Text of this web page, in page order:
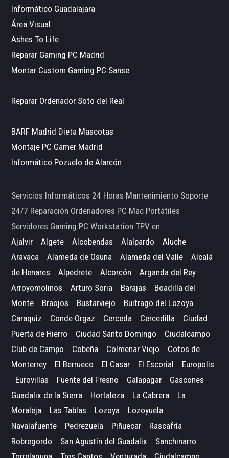
Informático Guadalajara
Área Visual
Ashes To Life
Reparar Gaming PC Madrid
Montar Custom Gaming PC Sanse
Reparar Ordenador Soto del Real
BARF Madrid Dieta Mascotas
Montaje PC Gamer Madrid
Informático Pozuelo de Alarcón
Servicios Informáticos 24 Horas Mantenimiento Soporte
24/7 Reparación Ordenadores PC Mac Portátiles
Servidores Gaming PC Workstation TPV en
Ajalvir
Algete Alcobendas Alalpardo
Aluche
Aravaca
Alameda de Osuna Alameda del Valle
Alcalá
de Henares
Alpedrete Alcorcón
Arganda del Rey
Arroyomolinos
Arturo Soria Barajas
Boadilla del
Monte
Braojos Bustarviejo
Buitrago del Lozoya
Caraquiz
Conde Orgaz Cerceda Cercedilla
Ciudad
Puerta de Hierro
Ciudad Santo Domingo
Ciudalcampo
Club de Campo
Cobeña Colmenar Viejo
Cotos de
Monterrey
El Berrueco El Casar El Escorial
Europolis
Eurovillas
Fuente del Fresno Galapagar
Gascones
Guadalix de la Sierra
Hortaleza La Cabrera
La
Moraleja
Las Tablas Lozoya
Lozoyuela
Navalafuente
Pedrezuela Piñuecar
Rascafría
Robregordo
San Agustín del Guadalix
Sanchinarro